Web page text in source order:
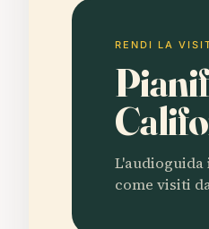
RENDI LA
L'audioguida
come visiti